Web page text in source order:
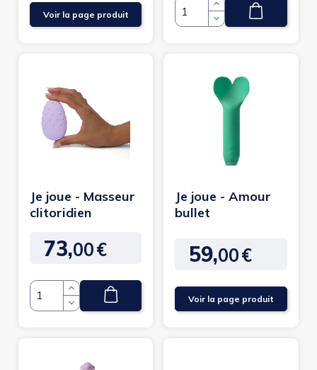
Voir la page produit Quantité
Je joue - Masseur
clitoridien
Prix
73,00€
Quantité
Je joue - Amour
bullet
Prix
59,00€
Voir la page produit